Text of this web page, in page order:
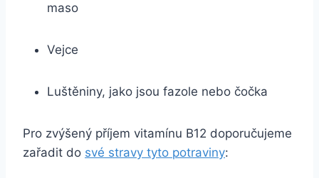
maso
Vejce
Luštěniny, jako jsou fazole nebo čočka
Pro zvýšený příjem vitamínu B12 doporučujeme
zařadit do své stravy tyto potraviny: